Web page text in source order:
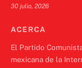
30 julio, 2026
ACERCA
El Partido
mexicana de la